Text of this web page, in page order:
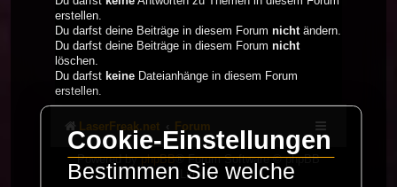
erstellen.
Du darfst deine Beiträge in diesem Forum nichtändern.
Du darfst deine Beiträge in diesem Forum nicht
löschen.
Du darfst keine Dateianhänge in diesem Forum
erstellen.
LaserFreak.net Forum
Powered byphpBB® Forum Software © phpBB
Limited
Cookie-Einstellungen
Bestimmen Sie welche